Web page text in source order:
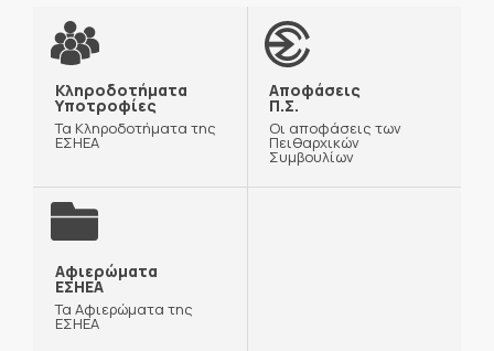
Κληροδοτήματα
Υποτροφίες
Τα Κληροδοτήματα της
ΕΣΗΕΑ
Αποφάσεις
Π.Σ.
Οι αποφάσεις των
Πειθαρχικών
Συμβουλίων
Αφιερώματα
ΕΣΗΕΑ
Τα Αφιερώματα της
ΕΣΗΕΑ